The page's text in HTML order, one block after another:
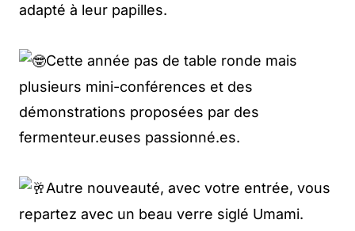
adapté à leur papilles.
Cette année pas de table ronde mais
plusieurs mini-conférences et des
démonstrations proposées par des
fermenteur.euses passionné.es.
Autre nouveauté, avec votre entrée, vous
repartez avec un beau verre siglé Umami.